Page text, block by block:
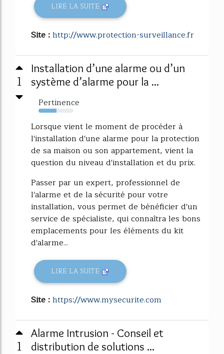
LIRE LA SUITE
Site :http://www.protection-surveillance.fr
1
Installation d’une alarme ou d’un
système d’alarme pour la ...
Pertinence
52%
Lorsque vient le moment de procéder à
l'installation d'une alarme pour la protection
de sa maison ou son appartement, vient la
question du niveau d'installation et du prix.
Passer par un expert, professionnel de
l'alarme et de la sécurité pour votre
installation, vous permet de bénéficier d'un
service de spécialiste, qui connaîtra les bons
emplacements pour les éléments du kit
d'alarme...
LIRE LA SUITE
Site :https://www.mysecurite.com
1
Alarme Intrusion - Conseil et
distribution de solutions ...